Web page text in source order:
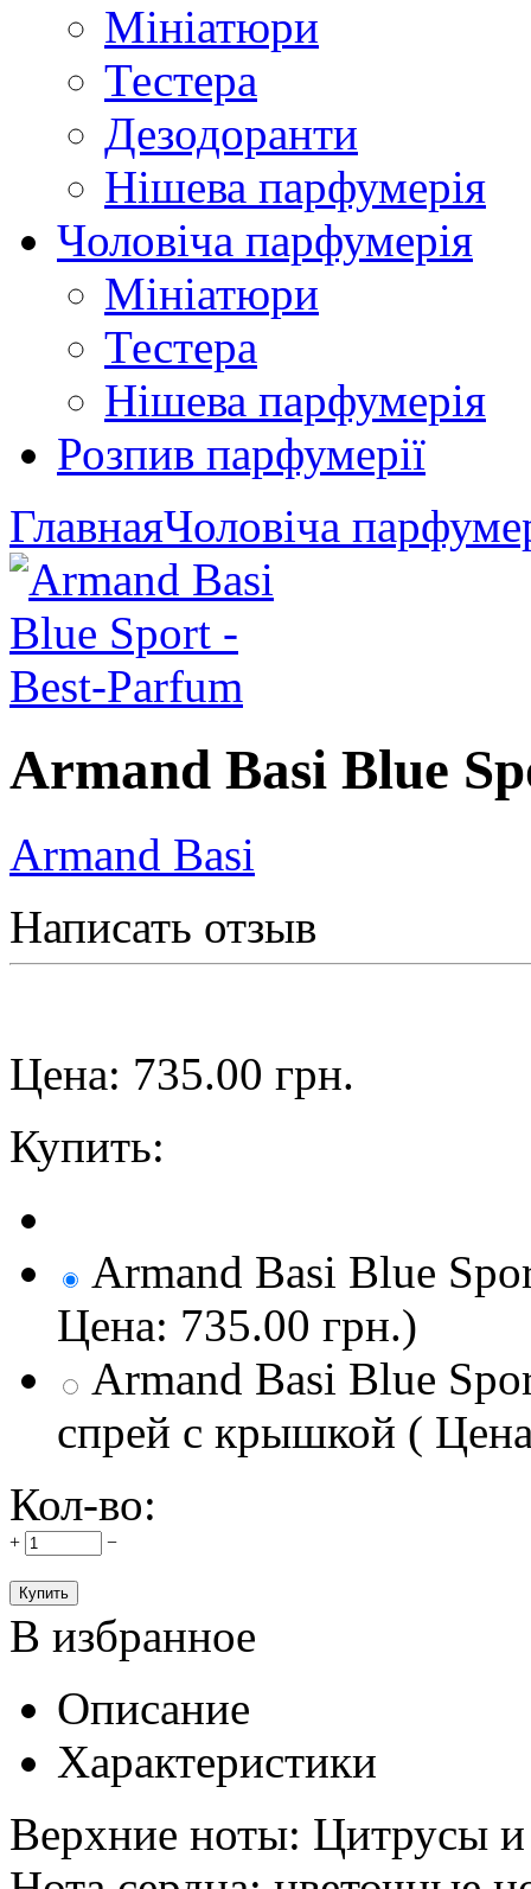
Мініатюри
Тестера
Дезодоранти
Нішева парфумерія
Чоловіча парфумерія
Мініатюри
Тестера
Нішева парфумерія
Розпив парфумерії
ГлавнаяЧоловіча
Armand Basi Blue
Armand Basi
Написать отзыв
Цена: 735.00 грн.
Купить:
Armand Basi Blue
Цена: 735.00 грн.)
Armand Basi Blue
спрей с крышкой (
Кол-во:
+ −
В избранное
Описание
Характеристики
Верхние ноты: Цитрусы